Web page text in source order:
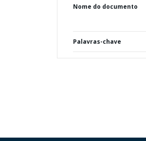
Nome do documento
Palavras-chave